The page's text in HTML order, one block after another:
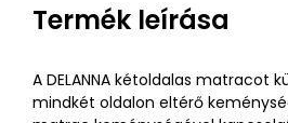
Termék leírása
A DELANNA kétoldalas matracot
mindkét oldalon eltérő